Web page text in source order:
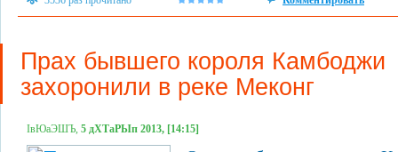
Прах бывшего короля Камбоджи
захоронили в реке Меконг
ІвЮаЭШЪ, 5 дХТаРЫп 2013, [14:15]